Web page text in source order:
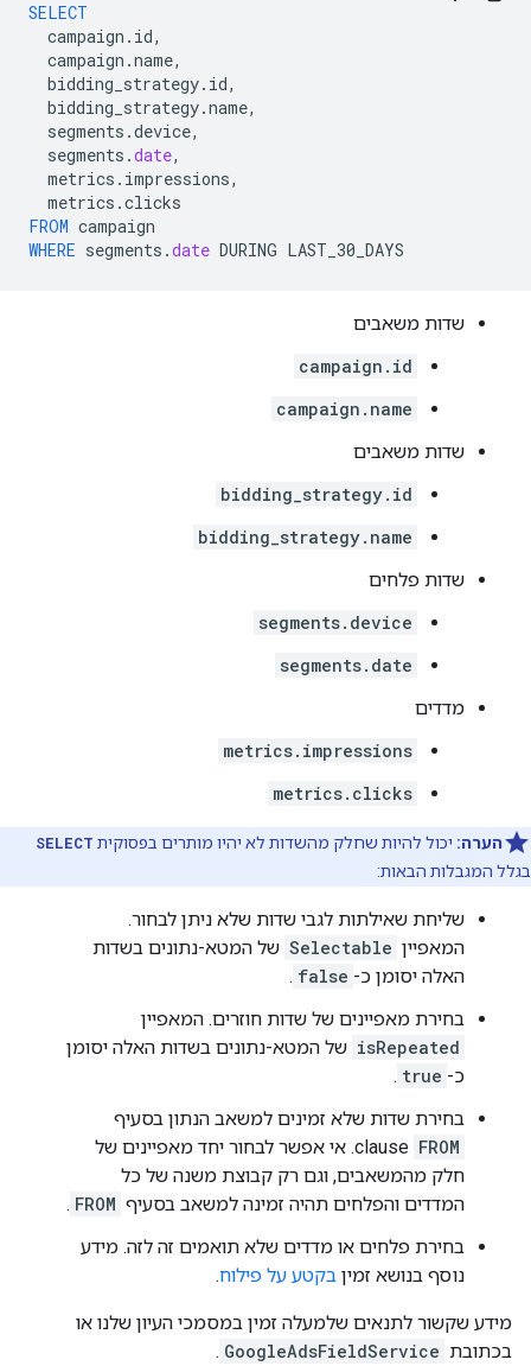
SELECT
campaign . id,
campaign .name,
bidding_strategy. id,
bidding_strategy.name,
segments .device,
segments .date,
metrics . impressions,
metrics .clicks
FROM campaign
WHERE segments .date DURING LAST_30_DAYS
שדות משאבים
campaign.id
campaign.name
שדות משאבים
bidding_strategy.id
bidding_strategy.name
שדות פלחים
segments.device
segments.date
מדדים
metrics.impressions
metrics.clicks
הערה: יכול להיות שחלק מהשדות לא יהיו מותרים בפסוקית SELECT
בגלל המגבלות הבאות:
שליחת שאילתות לגבי שדות שלא ניתן לבחור.
המאפיין Selectable של המטא-נתונים בשדות
האלה יסומן כ- false
.
בחירת מאפיינים של שדות חוזרים. המאפיין
isRepeated של המטא-נתונים בשדות האלה יסומן
כ- true
.
בחירת שדות שלא זמינים למשאב הנתון בסעיף
FROM
clause. אי אפשר לבחור יחד מאפיינים של
חלק מהמשאבים, וגם רק קבוצת משנה של כל
המדדים והפלחים תהיה זמינה למשאב בסעיף FROM
.
בחירת פלחים או מדדים שלא תואמים זה לזה. מידע
נוסף בנושא זמין בקטע על פילוח.
מידע שקשור לתנאים שלמעלה זמין במסמכי העיון שלנו או
בכתובת GoogleAdsFieldService
.